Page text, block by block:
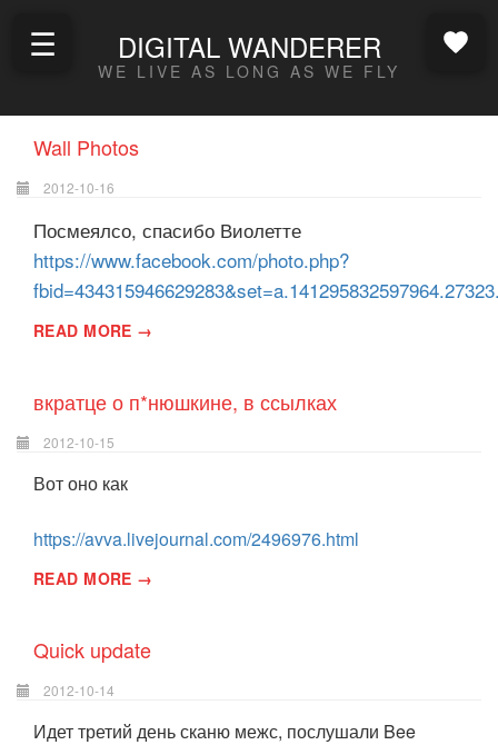
DIGITAL WANDERER
WE LIVE AS LONG AS WE FLY
☰
Wall Photos
2012-10-16
Посмеялсо, спасибо Виолетте
https://www.facebook.com/photo.php?
READ MORE →
вкратце о п*нюшкине, в ссылках
2012-10-15
Вот оно как
https://avva.livejournal.com/2496976.html
READ MORE →
Quick update
2012-10-14
Идет третий день сканю межс, послушали Bee